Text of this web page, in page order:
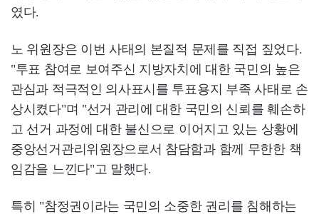
였다.
노 위원장은 이번 사태의 본질적 문제를 직접 짚었다.
"투표 참여로 보여주신 지방자치에 대한 국민의 높은
관심과 적극적인 의사표시를 투표용지 부족 사태로 손
상시켰다"며 "선거 관리에 대한 국민의 신뢰를 훼손하
고 선거 과정에 대한 불신으로 이어지고 있는 상황에
중앙선거관리위원장으로서 참담함과 함께 무한한 책
임감을 느낀다"고 말했다.
특히 "참정권이라는 국민의 소중한 권리를 침해하는